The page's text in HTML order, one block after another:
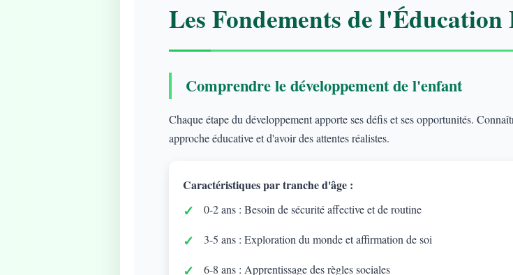
Les Fondements de
Comprendre le développement de l'enfant
Chaque étape du développement apporte ses défis et ses opportunités.
approche éducative et d'avoir des attentes réalistes.
Caractéristiques par tranche d'âge :
0-2 ans : Besoin de sécurité affective et de routine
3-5 ans : Exploration du monde et affirmation de soi
6-8 ans : Apprentissage des règles sociales